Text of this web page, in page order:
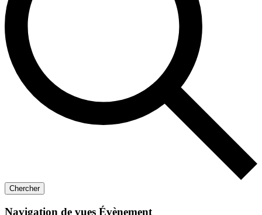
Chercher
Navigation de vues Évènement